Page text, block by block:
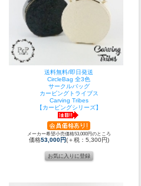
送料無料/即日発送
CircleBag 全3色
サークルバッグ
カービングトライブス
Carving Tribes
【カービングシリーズ】
メーカー希望小売価格53,000円のところ
価格53,000円(＋税：5,300円)